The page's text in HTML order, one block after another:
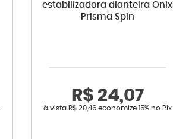
estabilizadora dianteira Onix
Prisma Spin
R$ 24,07
à vista R$ 20,46economize 15% no Pix